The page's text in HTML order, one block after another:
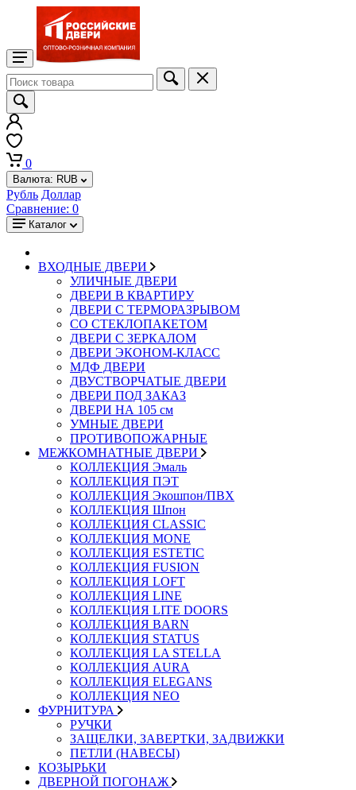
0
Валюта: RUB
Рубль Доллар
Сравнение: 0
Каталог
ВХОДНЫЕ ДВЕРИ
УЛИЧНЫЕ ДВЕРИ
ДВЕРИ В КВАРТИРУ
ДВЕРИ С ТЕРМОРАЗРЫВОМ
СО СТЕКЛОПАКЕТОМ
ДВЕРИ С ЗЕРКАЛОМ
ДВЕРИ ЭКОНОМ-КЛАСС
МДФ ДВЕРИ
ДВУСТВОРЧАТЫЕ ДВЕРИ
ДВЕРИ ПОД ЗАКАЗ
ДВЕРИ НА 105 см
УМНЫЕ ДВЕРИ
ПРОТИВОПОЖАРНЫЕ
МЕЖКОМНАТНЫЕ ДВЕРИ
КОЛЛЕКЦИЯ Эмаль
КОЛЛЕКЦИЯ ПЭТ
КОЛЛЕКЦИЯ Экошпон/ПВХ
КОЛЛЕКЦИЯ Шпон
КОЛЛЕКЦИЯ CLASSIC
КОЛЛЕКЦИЯ MONE
КОЛЛЕКЦИЯ ESTETIC
КОЛЛЕКЦИЯ FUSION
КОЛЛЕКЦИЯ LOFT
КОЛЛЕКЦИЯ LINE
КОЛЛЕКЦИЯ LITE DOORS
КОЛЛЕКЦИЯ BARN
КОЛЛЕКЦИЯ STATUS
КОЛЛЕКЦИЯ LA STELLA
КОЛЛЕКЦИЯ AURA
КОЛЛЕКЦИЯ ELEGANS
КОЛЛЕКЦИЯ NEO
ФУРНИТУРА
РУЧКИ
ЗАЩЕЛКИ, ЗАВЕРТКИ, ЗАДВИЖКИ
ПЕТЛИ (НАВЕСЫ)
КОЗЫРЬКИ
ДВЕРНОЙ ПОГОНАЖ